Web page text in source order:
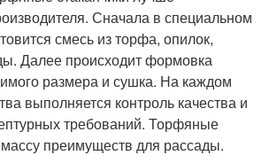
Сначала в специальном
смесь из торфа, опилок,
Далее происходит формовка
размера и сушка. На каждом
выполняется контроль качества и
требований. Торфяные
преимуществ для рассады.